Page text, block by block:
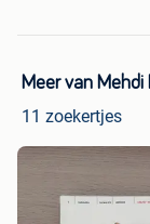
Meer van Mehdi
11 zoekertjes